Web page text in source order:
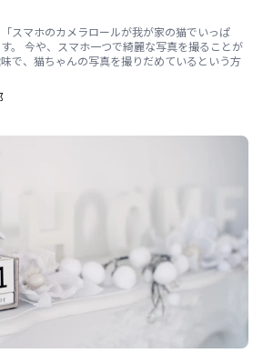
スマホのカメラロールが我が家の猫でいっぱ
。 今や、スマホ一つで綺麗な写真を撮ることが
で、猫ちゃんの写真を撮りだめているという方